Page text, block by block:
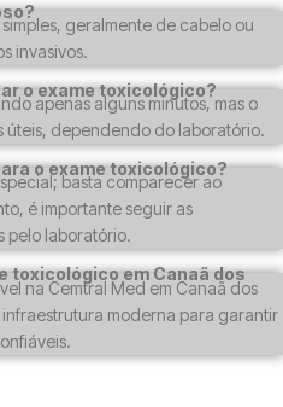
geralmente de cabelo ou
invasivos.
o exame toxicológico?
apenas alguns minutos, mas o
úteis, dependendo do laboratório.
o exame toxicológico?
basta comparecer ao
é importante seguir as
pelo laboratório.
na Cemtral Med em Canaã dos
moderna para garantir